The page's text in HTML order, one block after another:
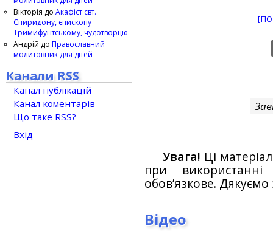
Увага! Ці
при
обов’язкове.
Відео
Вікторія до Акафіст свт.
Спиридону, єпископу
Тримифунтському, чудотворцю
Андрій до Православний
молитовник для дітей
Канали RSS
Канал публікацій
Канал коментарів
Що таке RSS?
Вхід